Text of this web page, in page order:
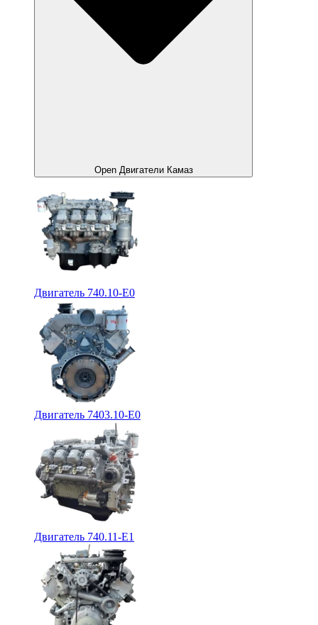
Open Двигатели Камаз
Двигатель 740.10-E0
Двигатель 7403.10-E0
Двигатель 740.11-E1